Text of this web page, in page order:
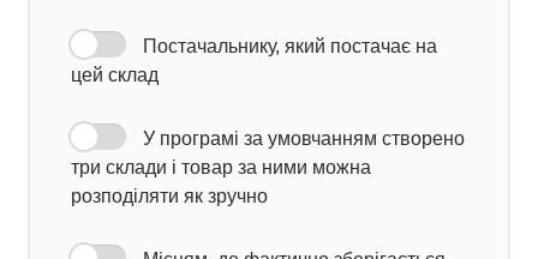
Постачальнику, який постачає на
цей склад
У програмі за умовчанням створено
три склади і товар за ними можна
розподіляти як зручно